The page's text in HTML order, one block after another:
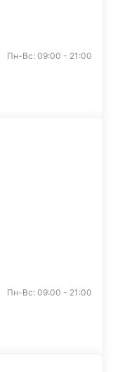
Пн-Вс: 09:00 - 21:00
Пн-Вс: 09:00 - 21:00